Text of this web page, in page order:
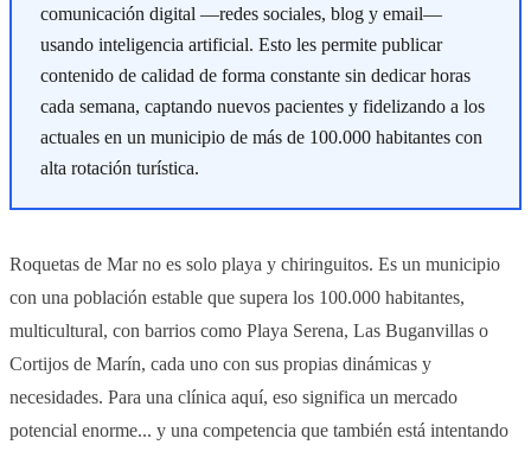
comunicación digital —redes sociales, blog y email—
usando inteligencia artificial. Esto les permite publicar
contenido de calidad de forma constante sin dedicar horas
cada semana, captando nuevos pacientes y fidelizando a los
actuales en un municipio de más de 100.000 habitantes con
alta rotación turística.
Roquetas de Mar no es solo playa y chiringuitos. Es un municipio
con una población estable que supera los 100.000 habitantes,
multicultural, con barrios como Playa Serena, Las Buganvillas o
Cortijos de Marín, cada uno con sus propias dinámicas y
necesidades. Para una clínica aquí, eso significa un mercado
potencial enorme... y una competencia que también está intentando